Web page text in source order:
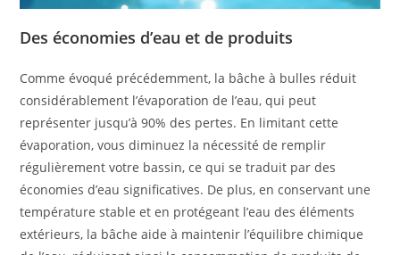
Des économies d’eau et de produits
Comme évoqué précédemment, la bâche à bulles réduit
considérablement l’évaporation de l’eau, qui peut
représenter jusqu’à 90% des pertes. En limitant cette
évaporation, vous diminuez la nécessité de remplir
régulièrement votre bassin, ce qui se traduit par des
économies d’eau significatives. De plus, en conservant une
température stable et en protégeant l’eau des éléments
extérieurs, la bâche aide à maintenir l’équilibre chimique